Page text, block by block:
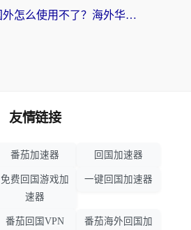
12123交管在国外怎么使用不了？海外华人必看的无缝访问国内资源指南
友情链接
番茄加速器 回国加速器
免费回国游戏加
速器
一键回国加速器
番茄回国VPN 番茄海外回国加